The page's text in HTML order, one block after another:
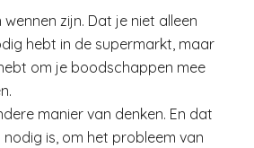
zijn. Dat je niet alleen
hebt in de supermarkt, maar
om je boodschappen mee
manier van denken. En dat
is, om het probleem van